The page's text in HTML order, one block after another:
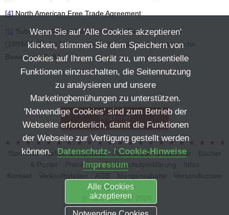
[4] North American Free Trade Agreement
[5] Subcomandante Marcos in: Marta Durán de Huerta
(1994/2001): Yo Marcos. Gespräche über die zapatistische
Bewegung, S. 94
Widerruf
Startseite Kaffee & Espresso Pasta & Co Streetwear
Bücher
& Poster
Preislisten Datenschutzerklärung
Infos
Kontakt
Verkaufsstellen AGB Mengenrabatte
Versandkosten
Impressum
© Café Libertad 2026
Wenn Sie auf 'Alle Cookies akzeptieren'
klicken, stimmen Sie dem Speichern von
Cookies auf Ihrem Gerät zu, um essentielle
Funktionen einzuschalten, die Seitennutzung
zu analysieren und unsere
Marketingbemühungen zu unterstützen.
'Notwendige Cookies' sind zum Betrieb der
Webseite erforderlich, damit die Funktionen
der Webseite zur Verfügung gestellt werden
können. Datenschutz- / Cookie-Hinweise
Impressum
Alle Cookies
akzeptieren